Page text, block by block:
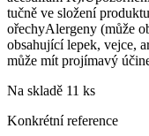
tučně ve složení
ořechyAlergeny (může
obsahující lepek, vejce,
může mít projímavý
Na skladě 11 ks
Konkrétní reference